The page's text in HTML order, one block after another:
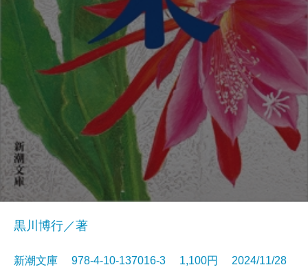
黒川博行／著
新潮文庫 978-4-10-137016-3 1,100円 2024/11/28